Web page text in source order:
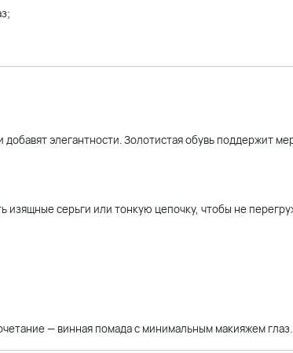
элегантности. Золотистая обувь поддержит
серьги или тонкую цепочку, чтобы не
— винная помада с минимальным макияжем глаз.